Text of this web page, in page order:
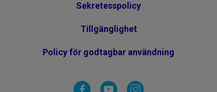
Sekretesspolicy
Tillgänglighet
Policy för godtagbar användning